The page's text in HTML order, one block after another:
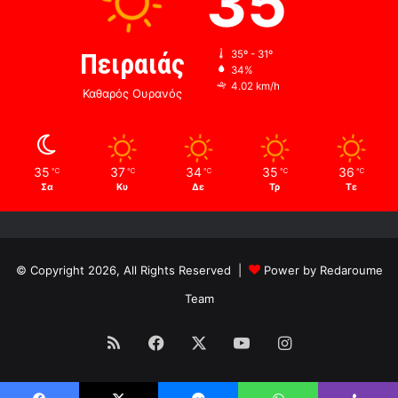
Πειραιάς
Καθαρός Ουρανός
35º - 31º
34%
4.02 km/h
35 ℃
Σα
37 ℃
Κυ
34 ℃
Δε
35 ℃
Τρ
36 ℃
Τε
© Copyright 2026, All Rights Reserved |
Power by Redaroume
Team
RSS Facebook YouTubeInstagram